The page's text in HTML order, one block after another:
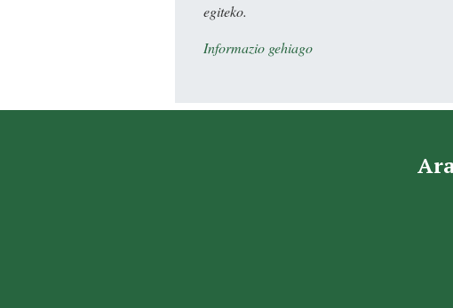
egiteko.
Informazio gehiago